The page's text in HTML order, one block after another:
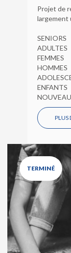
Projet de
largement
SENIORS
ADULTES
FEMMES
HOMMES
ENFANTS
PLUS
TERMINÉ